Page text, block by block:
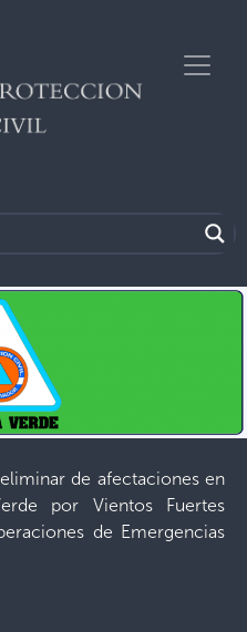
de afectaciones en
por Vientos Fuertes
de Emergencias